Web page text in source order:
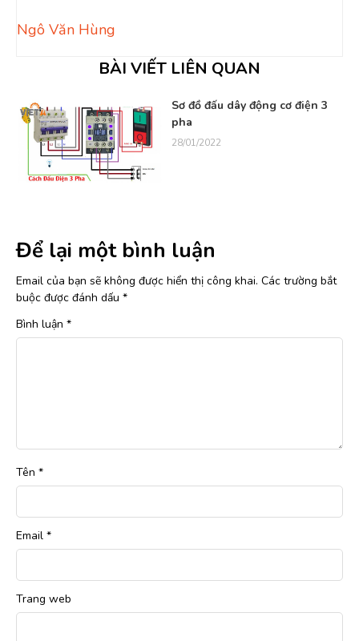
Ngô Văn Hùng
BÀI VIẾT LIÊN QUAN
Sơ đồ đấu dây động cơ điện 3
pha
28/01/2022
Để lại một bình luận
Email của bạn sẽ không được hiển thị công khai. Các trường bắt
buộc được đánh dấu *
Bình luận *
Tên *
Email *
Trang web